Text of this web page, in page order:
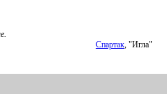
Спартак, "Игла"